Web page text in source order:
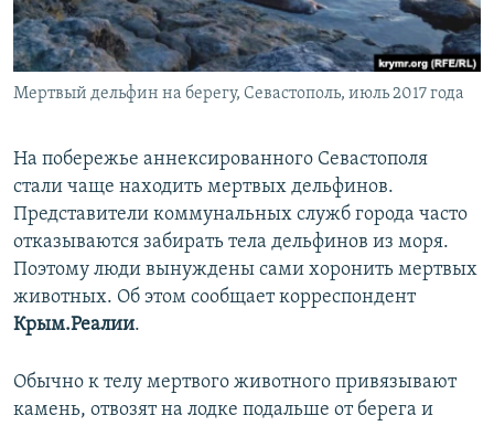
ПОБЕДИТЕЛЕЙ НЕ СУДЯТ?
КРЫМ.НЕПОКОРЕННЫЙ
ELIFBE
ПРИСОЕДИНЯЙТЕСЬ!
Все сайты RFE/RL
Мертвый дельфин на берегу, Севастополь, июль 2017 года
На побережье аннексированного Севастополя
стали чаще находить мертвых дельфинов.
Представители коммунальных служб города часто
отказываются забирать тела дельфинов из моря.
Поэтому люди вынуждены сами хоронить мертвых
животных. Об этом сообщает корреспондент
Крым.Реалии.
Обычно к телу мертвого животного привязывают
камень, отвозят на лодке подальше от берега и